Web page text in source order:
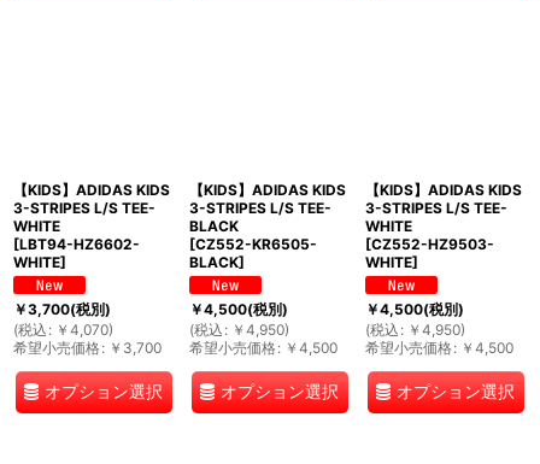
【KIDS】ADIDAS KIDS
3-STRIPES L/S TEE-
WHITE
[LBT94-HZ6602-
WHITE]
￥3,700(税別)
(税込 : ￥ 4,070)
希望小売価格: ￥ 3,700
オプション選択
【KIDS】ADIDAS KIDS
3-STRIPES L/S TEE-
BLACK
[CZ552-KR6505-
BLACK]
￥4,500(税別)
(税込 : ￥ 4,950)
希望小売価格: ￥ 4,500
オプション選択
【KIDS】ADIDAS KIDS
3-STRIPES L/S TEE-
WHITE
[CZ552-HZ9503-
WHITE]
￥4,500(税別)
(税込 : ￥ 4,950)
希望小売価格: ￥ 4,500
オプション選択